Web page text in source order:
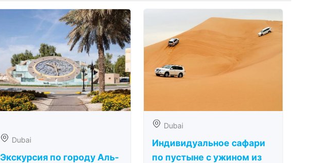
Dubai
Экскурсия по городу Аль-
Dubai
Индивидуальное сафари
по пустыне с ужином из